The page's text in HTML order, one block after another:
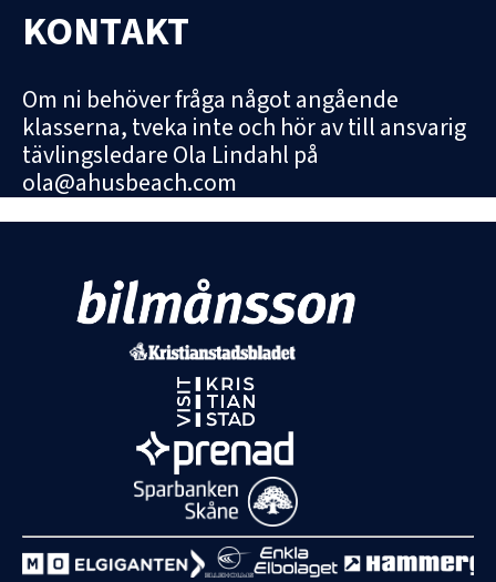
KONTAKT
Om ni behöver fråga något angående
klasserna, tveka inte och hör av till ansvarig
tävlingsledare Ola Lindahl på
ola@ahusbeach.com